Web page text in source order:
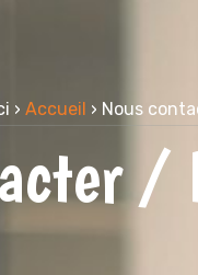
› Accueil › Nous